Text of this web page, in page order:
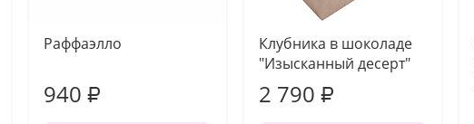
Раффаэлло
940 ₽
Клубника в шоколаде
"Изысканный десерт"
2 790 ₽